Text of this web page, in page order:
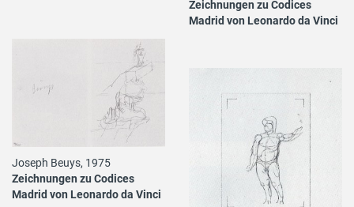
Zeichnungen zu Codices
Madrid von Leonardo da Vinci
Joseph Beuys, 1975
Zeichnungen zu Codices
Madrid von Leonardo da Vinci